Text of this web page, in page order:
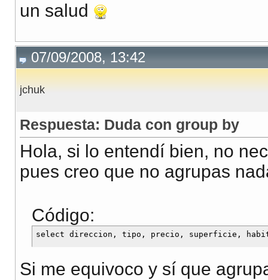
un salud
07/09/2008, 13:42
jchuk
Respuesta: Duda con group by
Hola, si lo entendí bien, no
pues creo que no agrupas
Código:
Si me equivoco y sí que